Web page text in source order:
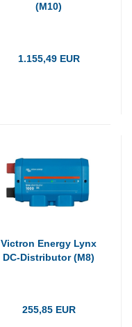
(M10)
1.155,49 EUR
Victron Energy Lynx
DC-Distributor (M8)
255,85 EUR